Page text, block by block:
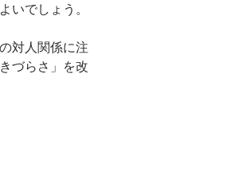
いでしょう。
対人関係に注
づらさ」を改